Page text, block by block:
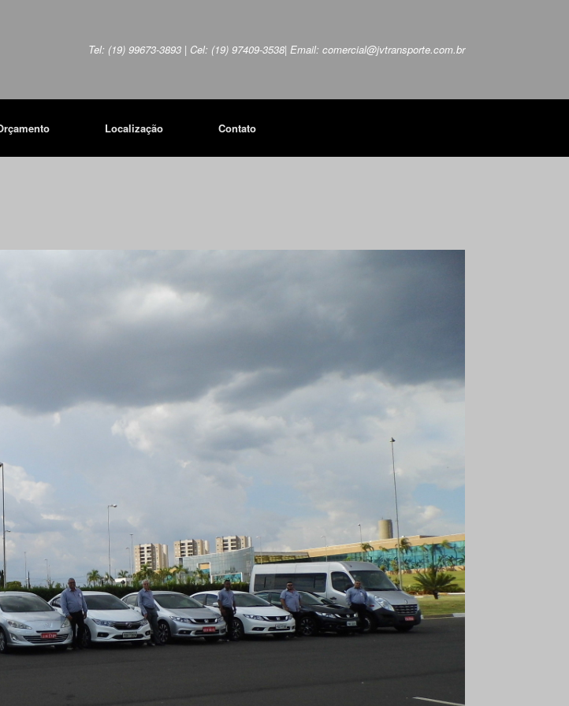
Tel: (19) 99673-3893 | Cel: (19) 97409-3538| Email: comercial@jvtransporte.com.br
Localização Contato